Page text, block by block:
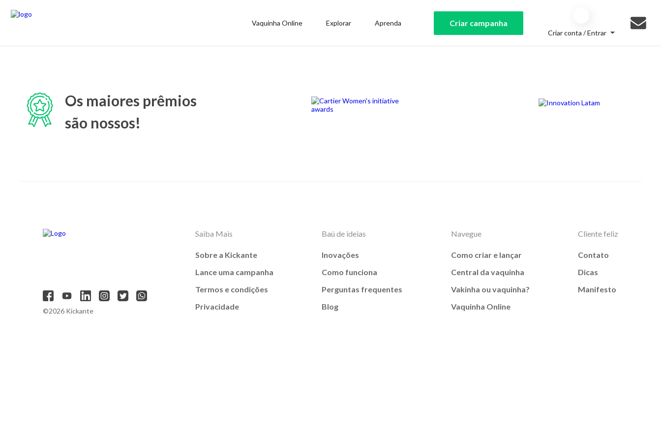
Vaquinha Online Explorar Aprenda Criar campanha
Criar conta / Entrar
Os maiores prêmios
são nossos!
©2026 Kickante
Saiba Mais
Sobre a Kickante
Lance uma campanha
Termos e condições
Privacidade
Baú de ideias
Inovações
Como funciona
Perguntas frequentes
Blog
Navegue
Como criar e lançar
Central da vaquinha
Vakinha ou vaquinha?
Vaquinha Online
Cliente feliz
Contato
Dicas
Manifesto